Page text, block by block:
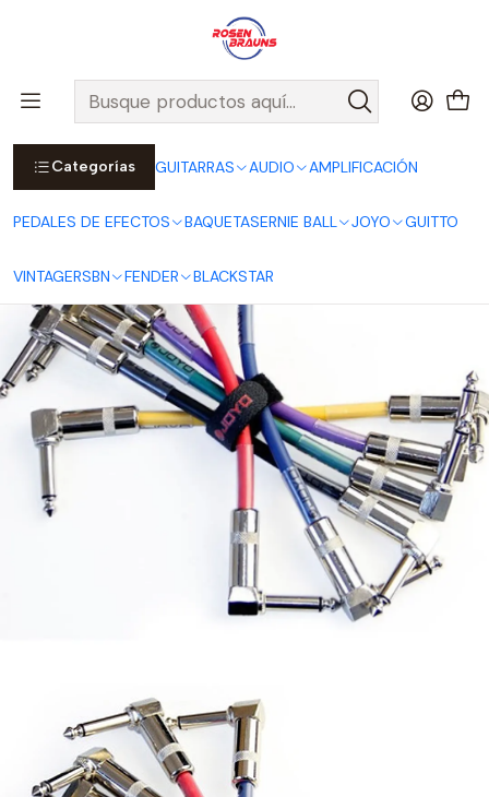
Categorías GUITARRAS AUDIO AMPLIFICACIÓN
PEDALES DE EFECTOS BAQUETASERNIE BALL JOYO GUITTO
VINTAGERSBN FENDER BLACKSTAR
Por compras sobre $25.000 en Santiago urbano, Colina o
Padre Hurtado, incluimos el despacho!
Ver Detalles
Inicio JOYO CABLES JOYO Pack 6 Patch Cables CM-11 - 15cm